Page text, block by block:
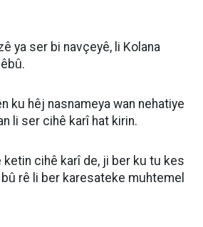
ya ser bi navçeyê, li Kolana
ku hêj nasnameya wan nehatiye
li ser cihê karî hat kirin.
ketin cihê karî de, ji ber ku tu kes
rê li ber karesateke muhtemel